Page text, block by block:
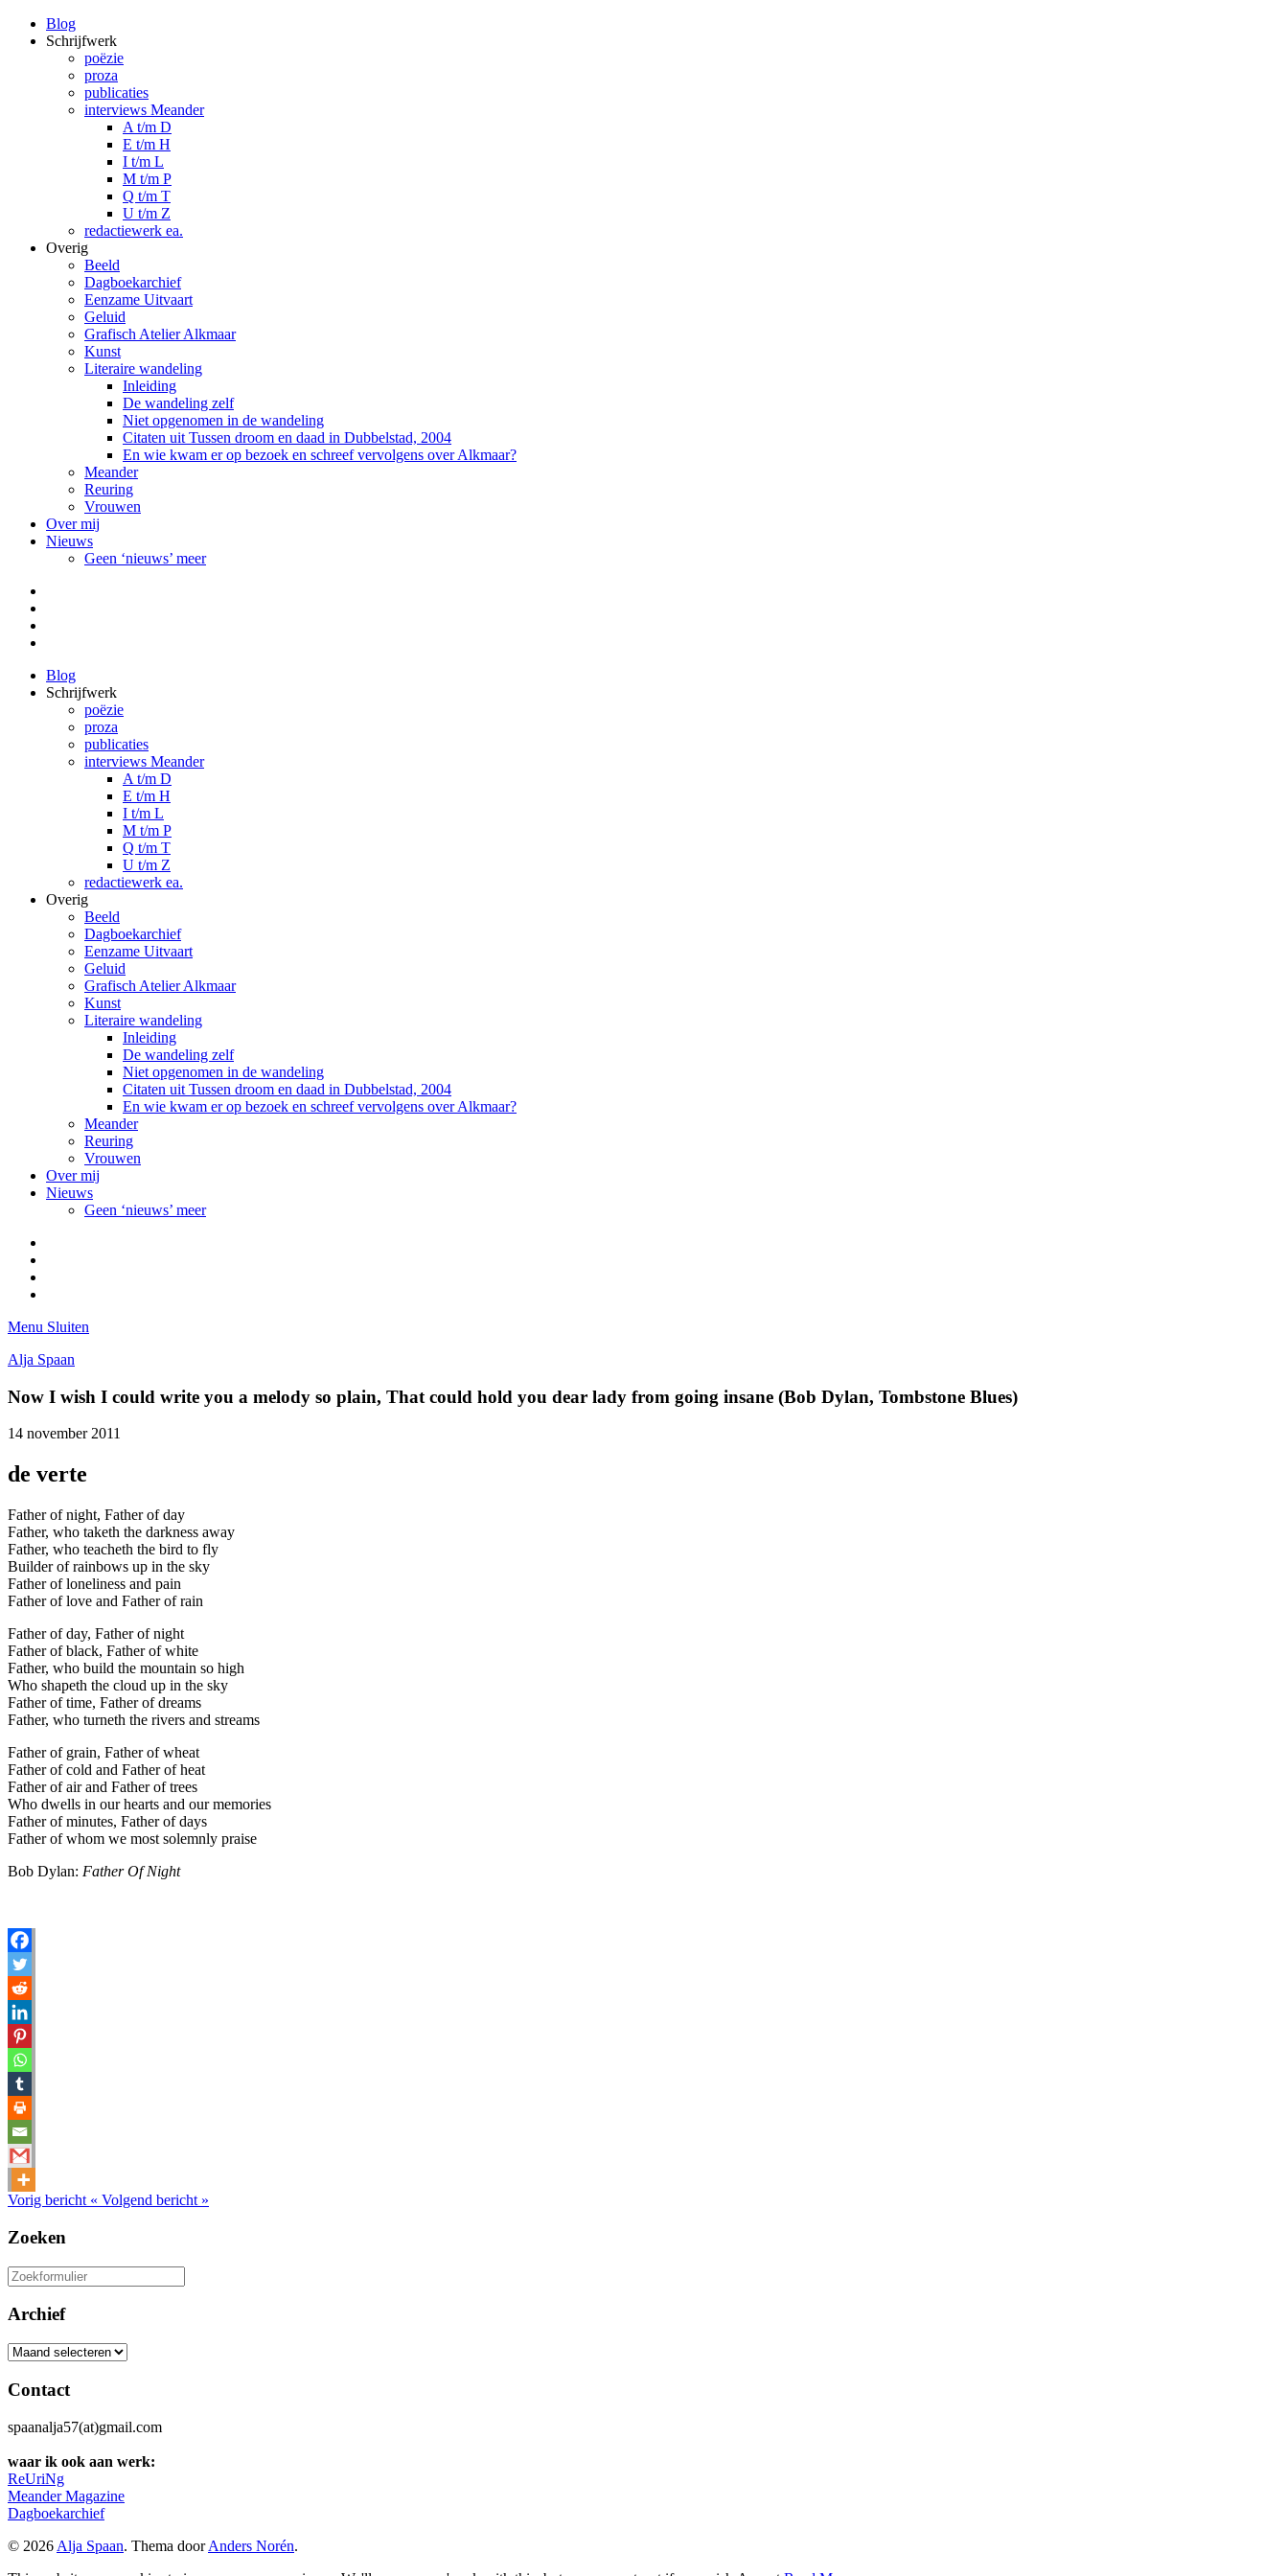
Blog
Schrijfwerk
poëzie
proza
publicaties
interviews Meander
A t/m D
E t/m H
I t/m L
M t/m P
Q t/m T
U t/m Z
redactiewerk ea.
Overig
Beeld
Dagboekarchief
Eenzame Uitvaart
Geluid
Grafisch Atelier Alkmaar
Kunst
Literaire wandeling
Inleiding
De wandeling zelf
Niet opgenomen in de wandeling
Citaten uit Tussen droom en daad in Dubbelstad, 2004
En wie kwam er op bezoek en schreef vervolgens over Alkmaar?
Meander
Reuring
Vrouwen
Over mij
Nieuws
Geen ‘nieuws’ meer
Blog
Schrijfwerk
poëzie
proza
publicaties
interviews Meander
A t/m D
E t/m H
I t/m L
M t/m P
Q t/m T
U t/m Z
redactiewerk ea.
Overig
Beeld
Dagboekarchief
Eenzame Uitvaart
Geluid
Grafisch Atelier Alkmaar
Kunst
Literaire wandeling
Inleiding
De wandeling zelf
Niet opgenomen in de wandeling
Citaten uit Tussen droom en daad in Dubbelstad, 2004
En wie kwam er op bezoek en schreef vervolgens over Alkmaar?
Meander
Reuring
Vrouwen
Over mij
Nieuws
Geen ‘nieuws’ meer
Menu Sluiten
Alja Spaan
Now I wish I could write you a melody so plain, That could hold you dear lady from going insane (Bob Dylan, Tombstone Blues)
14 november 2011
de verte
Father of night, Father of day
Father, who taketh the darkness away
Father, who teacheth the bird to fly
Builder of rainbows up in the sky
Father of loneliness and pain
Father of love and Father of rain
Father of day, Father of night
Father of black, Father of white
Father, who build the mountain so high
Who shapeth the cloud up in the sky
Father of time, Father of dreams
Father, who turneth the rivers and streams
Father of grain, Father of wheat
Father of cold and Father of heat
Father of air and Father of trees
Who dwells in our hearts and our memories
Father of minutes, Father of days
Father of whom we most solemnly praise
Bob Dylan: Father Of Night
Vorig bericht « Volgend bericht »
Zoeken
Zoeken
naar:
Archief
Archief
Contact
spaanalja57(at)gmail.com
waar ik ook aan werk:
ReUriNg
Meander Magazine
Dagboekarchief
© 2026 Alja Spaan. Thema doorAnders Norén.